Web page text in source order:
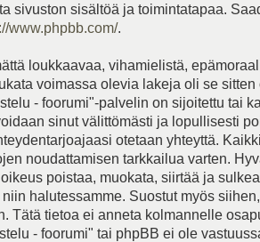
sivuston sisältöä ja toimintatapaa.
www.phpbb.com/.
loukkaavaa, vihamielistä,
voimassa olevia lakeja oli se sitten
- foorumi"-palvelin on sijoitettu tai
sinut välittömästi ja lopullisesti
otetaan yhteyttä.
noudattamisen tarkkailua varten.
poistaa, muokata, siirtää ja
halutessamme. Suostut myös
Tätä tietoa ei anneta kolmannelle
- foorumi" tai phpBB ei ole